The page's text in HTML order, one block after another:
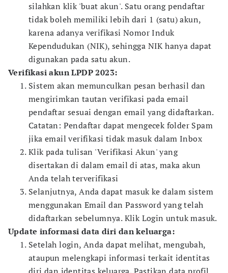
silahkan klik 'buat akun'. Satu orang pendaftar
tidak boleh memiliki lebih dari 1 (satu) akun,
karena adanya verifikasi Nomor Induk
Kependudukan (NIK), sehingga NIK hanya dapat
digunakan pada satu akun.
Verifikasi akun LPDP 2023:
Sistem akan memunculkan pesan berhasil dan
mengirimkan tautan verifikasi pada email
pendaftar sesuai dengan email yang didaftarkan.
Catatan: Pendaftar dapat mengecek folder Spam
jika email verifikasi tidak masuk dalam Inbox
Klik pada tulisan 'Verifikasi Akun' yang
disertakan di dalam email di atas, maka akun
Anda telah terverifikasi
Selanjutnya, Anda dapat masuk ke dalam sistem
menggunakan Email dan Password yang telah
didaftarkan sebelumnya. Klik Login untuk masuk.
Update informasi data diri dan keluarga:
Setelah login, Anda dapat melihat, mengubah,
ataupun melengkapi informasi terkait identitas